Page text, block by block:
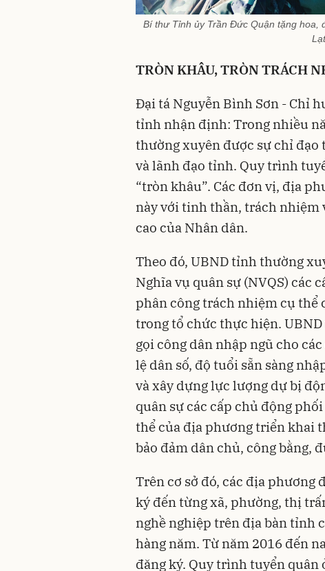
Bí thư Tỉnh ủy Trần Đức Quận tặng hoa,
TRÒN KHÂU, TRÒN TRÁCH
Đại tá Nguyễn Bình Sơn - Chỉ
tỉnh nhận định: Trong nhiều
thường xuyên được sự chỉ đạo
và lãnh đạo tỉnh. Quy trình
“tròn khâu”. Các đơn vị, địa
này với tinh thần, trách nhiệm
cao của Nhân dân.
Theo đó, UBND tỉnh thường
Nghĩa vụ quân sự (NVQS) các
phân công trách nhiệm cụ thể
trong tổ chức thực hiện.
gọi công dân nhập ngũ cho
lệ dân số, độ tuổi sẵn sàng
và xây dựng lực lượng dự bị
quân sự các cấp chủ động
thể của địa phương triển khai
bảo đảm dân chủ, công bằng,
Trên cơ sở đó, các địa
ký đến từng xã, phường, thị
nghề nghiệp trên địa bàn tỉnh
hàng năm. Từ năm 2016 đến
đăng ký. Quy trình tuyển